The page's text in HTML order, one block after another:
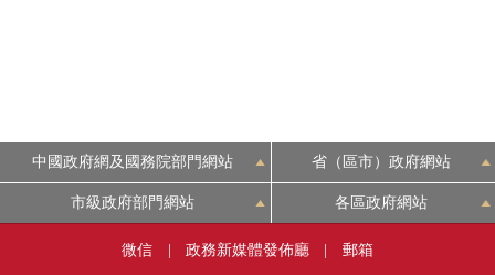
中國政府網及國務院部門網站 省（區市）政府網站
市級政府部門網站 各區政府網站
微信 政務新媒體發佈廳 郵箱